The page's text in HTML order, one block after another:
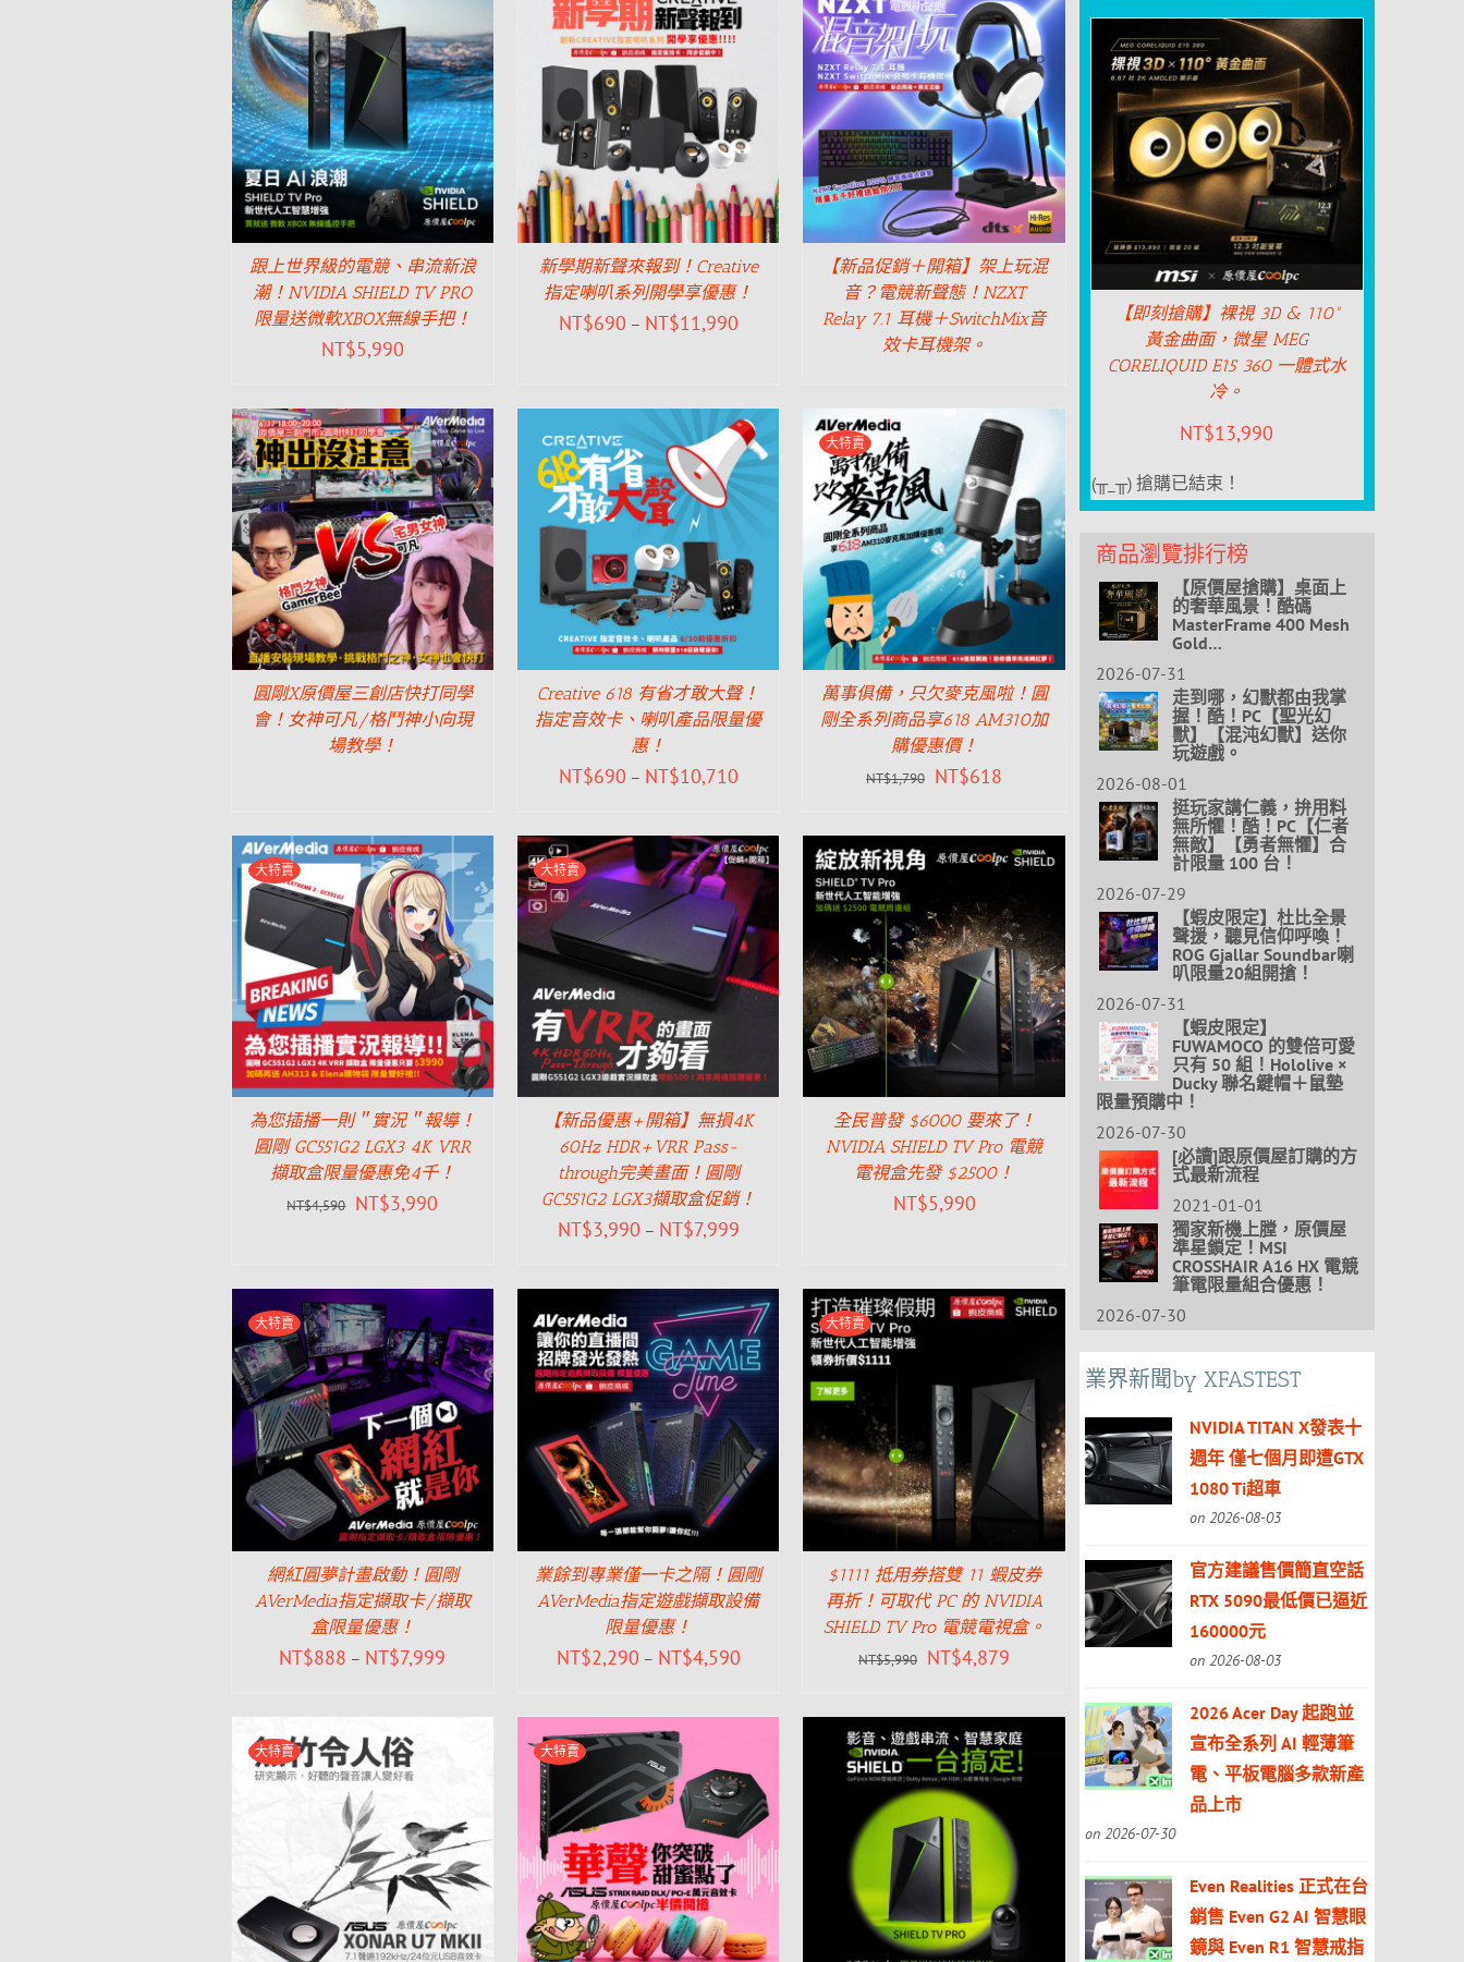
跟上世界級的電競、串流新浪
潮！NVIDIA SHIELD TV PRO
限量送微軟XBOX無線手把！
NT$5,990
新學期新聲來報到！Creative
指定喇叭系列開學享優惠！
NT$690 – NT$11,990
【新品促銷＋開箱】架上玩混
音？電競新聲態！NZXT
Relay 7.1 耳機＋SwitchMix音
效卡耳機架。
圓剛X原價屋三創店快打同學
會！女神可凡/格鬥神小向現
場教學！
Creative 618 有省才敢大聲！
指定音效卡、喇叭產品限量優
惠！
NT$690 – NT$10,710
大特賣
萬事俱備，只欠麥克風啦！圓
剛全系列商品享618 AM310加
購優惠價！
NT$1,790 NT$618
大特賣
為您插播一則＂實況＂報導！
圓剛 GC551G2 LGX3 4K VRR
擷取盒限量優惠免4千！
NT$4,590 NT$3,990
大特賣
【新品優惠+開箱】無損4K
60Hz HDR+VRR Pass-
through完美畫面！圓剛
GC551G2 LGX3擷取盒促銷！
NT$3,990 – NT$7,999
全民普發 $6000 要來了！
NVIDIA SHIELD TV Pro 電競
電視盒先發 $2500！
NT$5,990
大特賣
網紅圓夢計畫啟動！圓剛
AVerMedia指定擷取卡/擷取
盒限量優惠！
NT$888 – NT$7,999
業餘到專業僅一卡之隔！圓剛
AVerMedia指定遊戲擷取設備
限量優惠！
NT$2,290 – NT$4,590
大特賣
$1111 抵用券搭雙 11 蝦皮券
再折！可取代 PC 的 NVIDIA
SHIELD TV Pro 電競電視盒。
NT$5,990 NT$4,879
大特賣 大特賣
【即刻搶購】裸視 3D & 110°
黃金曲面，微星 MEG
CORELIQUID E15 360 一體式水
冷。
NT$13,990
(╥_╥) 搶購已結束！
商品瀏覽排行榜
【原價屋搶購】桌面上
的奢華風景！酷碼
MasterFrame 400 Mesh
Gold…
2026-07-31
走到哪，幻獸都由我掌
握！酷！PC【聖光幻
獸】【混沌幻獸】送你
玩遊戲。
2026-08-01
挺玩家講仁義，拚用料
無所懼！酷！PC【仁者
無敵】【勇者無懼】合
計限量 100 台！
2026-07-29
【蝦皮限定】杜比全景
聲援，聽見信仰呼喚！
ROG Gjallar Soundbar喇
叭限量20組開搶！
2026-07-31
【蝦皮限定】
FUWAMOCO 的雙倍可愛
只有 50 組！Hololive ×
Ducky 聯名鍵帽＋鼠墊
限量預購中！
2026-07-30
[必讀]跟原價屋訂購的方
式最新流程
2021-01-01
獨家新機上膛，原價屋
準星鎖定！MSI
CROSSHAIR A16 HX 電競
筆電限量組合優惠！
2026-07-30
業界新聞by XFASTEST
NVIDIA TITAN X發表十
週年 僅七個月即遭GTX
1080 Ti超車
on 2026-08-03
官方建議售價簡直空話
RTX 5090最低價已逼近
160000元
on 2026-08-03
2026 Acer Day 起跑並
宣布全系列 AI 輕薄筆
電、平板電腦多款新產
品上市
on 2026-07-30
Even Realities 正式在台
銷售 Even G2 AI 智慧眼
鏡與 Even R1 智慧戒指